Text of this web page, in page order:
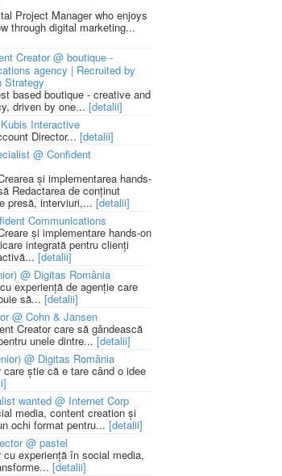
Project Manager who enjoys
through digital marketing...
Creator @ boutique -
agency | Recruited by
Strategy
based boutique - creative and
driven by one... [detalii]
Interactive
Director... [detalii]
@ Confident
și implementarea hands-
Redactarea de conținut
presă, interviuri,... [detalii]
Communications
și implementare hands-on
integrată pentru clienți
[detalii]
@ Digitas România
experiență de agenție care
să... [detalii]
@ Cohn & Jansen
Creator care să gândească
unele dintre...[detalii]
@ Digitas România
știe că e tare când o idee
wanted @ Internet Corp
media, content creation și
ochi format pentru... [detalii]
@ pastel
experiență în social media,
[detalii]